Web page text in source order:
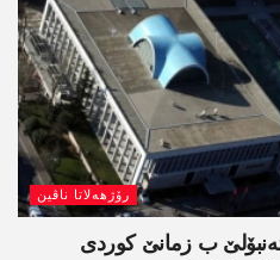
رۆژھەلاتا ناڤین
ب زمانێ کوردی